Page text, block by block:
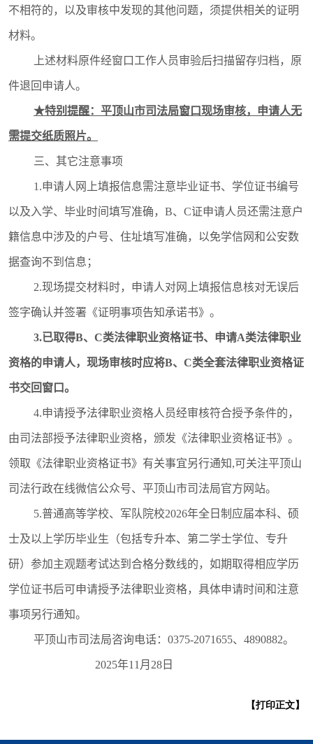
不相符的，以及审核中发现的其他问题，须提供相关的证明
材料。
上述材料原件经窗口工作人员审验后扫描留存归档，原
件退回申请人。
★特别提醒：平顶山市司法局窗口现场审核，申请人无
需提交纸质照片。
三、其它注意事项
1.申请人网上填报信息需注意毕业证书、学位证书编号
以及入学、毕业时间填写准确，B、C证申请人员还需注意户
籍信息中涉及的户号、住址填写准确，以免学信网和公安数
据查询不到信息；
2.现场提交材料时，申请人对网上填报信息核对无误后
签字确认并签署《证明事项告知承诺书》。
3.已取得B、C类法律职业资格证书、申请A类法律职业
资格的申请人，现场审核时应将B、C类全套法律职业资格证
书交回窗口。
4.申请授予法律职业资格人员经审核符合授予条件的，
由司法部授予法律职业资格，颁发《法律职业资格证书》。
领取《法律职业资格证书》有关事宜另行通知,可关注平顶山
司法行政在线微信公众号、平顶山市司法局官方网站。
5.普通高等学校、军队院校2026年全日制应届本科、硕
士及以上学历毕业生（包括专升本、第二学士学位、专升
研）参加主观题考试达到合格分数线的，如期取得相应学历
学位证书后可申请授予法律职业资格，具体申请时间和注意
事项另行通知。
平顶山市司法局咨询电话：0375-2071655、 4890882。
2025年11月28日
【打印正文】